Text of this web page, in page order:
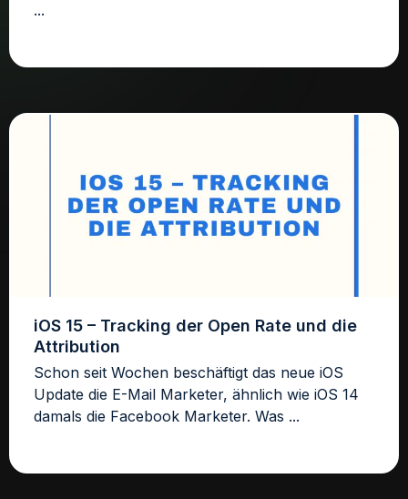
...
iOS 15 – Tracking der Open Rate und die
Attribution
Schon seit Wochen beschäftigt das neue iOS
Update die E-Mail Marketer, ähnlich wie iOS 14
damals die Facebook Marketer. Was ...